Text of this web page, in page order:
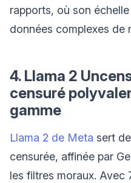
rapports, où son
données complexes de
4. Llama 2
censuré
gamme
Llama 2 de Meta sert
censurée, affinée par
les filtres moraux. Avec